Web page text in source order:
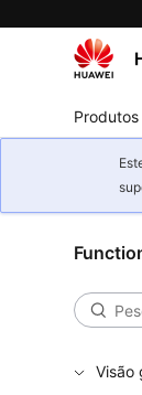
Produtos
Visão